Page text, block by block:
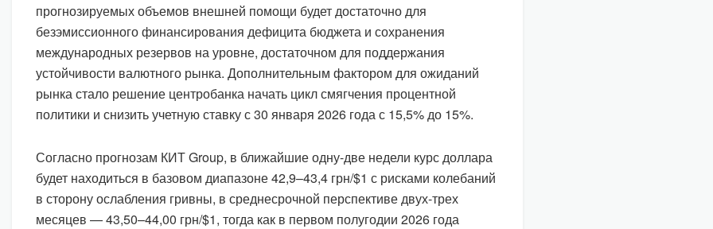
прогнозируемых объемов внешней помощи будет достаточно для
безэмиссионного финансирования дефицита бюджета и сохранения
международных резервов на уровне, достаточном для поддержания
устойчивости валютного рынка. Дополнительным фактором для ожиданий
рынка стало решение центробанка начать цикл смягчения процентной
политики и снизить учетную ставку с 30 января 2026 года с 15,5% до 15%.
Согласно прогнозам КИТ Group, в ближайшие одну-две недели курс доллара
будет находиться в базовом диапазоне 42,9–43,4 грн/$1 с рисками колебаний
в сторону ослабления гривны, в среднесрочной перспективе двух-трех
месяцев — 43,50–44,00 грн/$1, тогда как в первом полугодии 2026 года